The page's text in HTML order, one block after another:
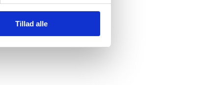
Tillad alle